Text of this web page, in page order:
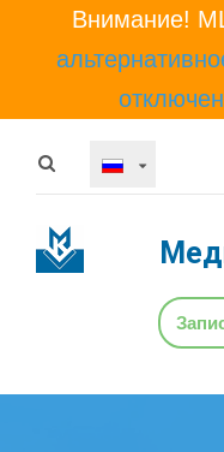
Внимание!